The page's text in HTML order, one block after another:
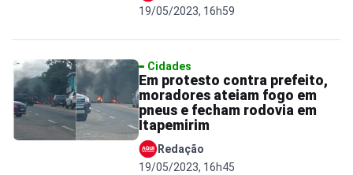
19/05/2023, 16h59
Cidades
Em protesto contra prefeito,
moradores ateiam fogo em
pneus e fecham rodovia em
Itapemirim
Redação
19/05/2023, 16h45